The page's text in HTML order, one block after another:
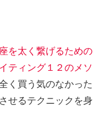
を太く繋げるための
ティング１２のメソ
く買う気のなかった
せるテクニックを身